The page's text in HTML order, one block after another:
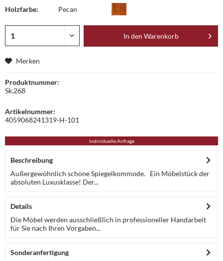
Holzfarbe: Pecan
In den Warenkorb
Merken
Produktnummer:
Sk.268
Artikelnummer:
4059068241319-H-101
Individuelle Anfrage
Beschreibung
Außergewöhnlich schöne Spiegelkommode. Ein Möbelstück der
absoluten Luxusklasse! Der...
Details
Die Möbel werden ausschließlich in professioneller Handarbeit
für Sie nach Ihren Vorgaben...
Sonderanfertigung